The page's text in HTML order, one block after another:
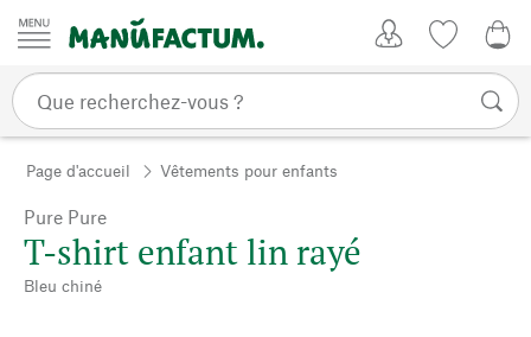
Passer au contenu
Page d'accueil Vêtements pour enfants
Pure Pure
T-shirt enfant lin rayé
Bleu chiné